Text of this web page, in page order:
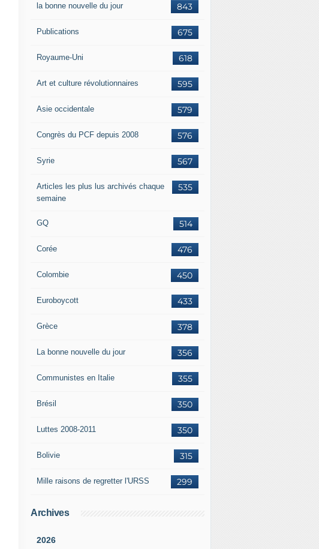
843
la bonne nouvelle du jour
675
Publications
618
Royaume-Uni
595
Art et culture révolutionnaires
579
Asie occidentale
576
Congrès du PCF depuis 2008
567
Syrie
535
Articles les plus lus archivés chaque
semaine
514
GQ
476
Corée
450
Colombie
433
Euroboycott
378
Grèce
356
La bonne nouvelle du jour
355
Communistes en Italie
350
Brésil
350
Luttes 2008-2011
315
Bolivie
299
Mille raisons de regretter l'URSS
Archives
2026